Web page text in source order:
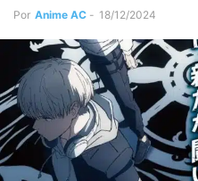
Por Anime AC - 18/12/2024